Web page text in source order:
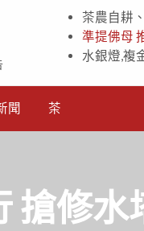
茶農自耕
準提佛母
水銀燈,複
聞 茶
搶修